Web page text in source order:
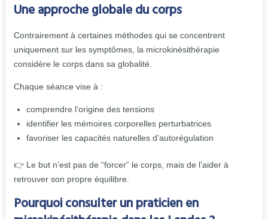
Une approche globale du corps
Contrairement à certaines méthodes qui se concentrent
uniquement sur les symptômes, la microkinésithérapie
considère le corps dans sa globalité.
Chaque séance vise à :
comprendre l’origine des tensions
identifier les mémoires corporelles perturbatrices
favoriser les capacités naturelles d’autorégulation
👉 Le but n’est pas de “forcer” le corps, mais de l’aider à
retrouver son propre équilibre.
Pourquoi consulter un praticien en